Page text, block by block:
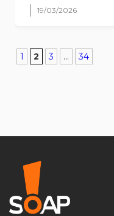
19/03/2026
1 2 3 ... 34